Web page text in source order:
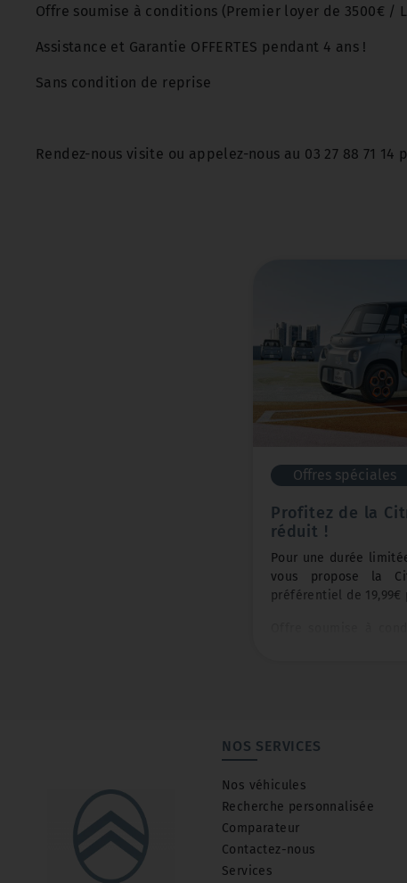
Offre soumise à conditions (Premier loyer de 3500€ /
Assistance et Garantie OFFERTES pendant 4 ans !
Sans condition de reprise
Rendez-nous visite ou appelez-nous au 03 27 88 71
Offres spéciales
Profitez de la
réduit !
Pour une durée
vous propose la
préférentiel de 19,99€
Rendez-nous visite
27 88 71 14 pour plus
NOS SERVICES
Nos véhicules
Recherche personnalisée
Comparateur
Contactez-nous
Services